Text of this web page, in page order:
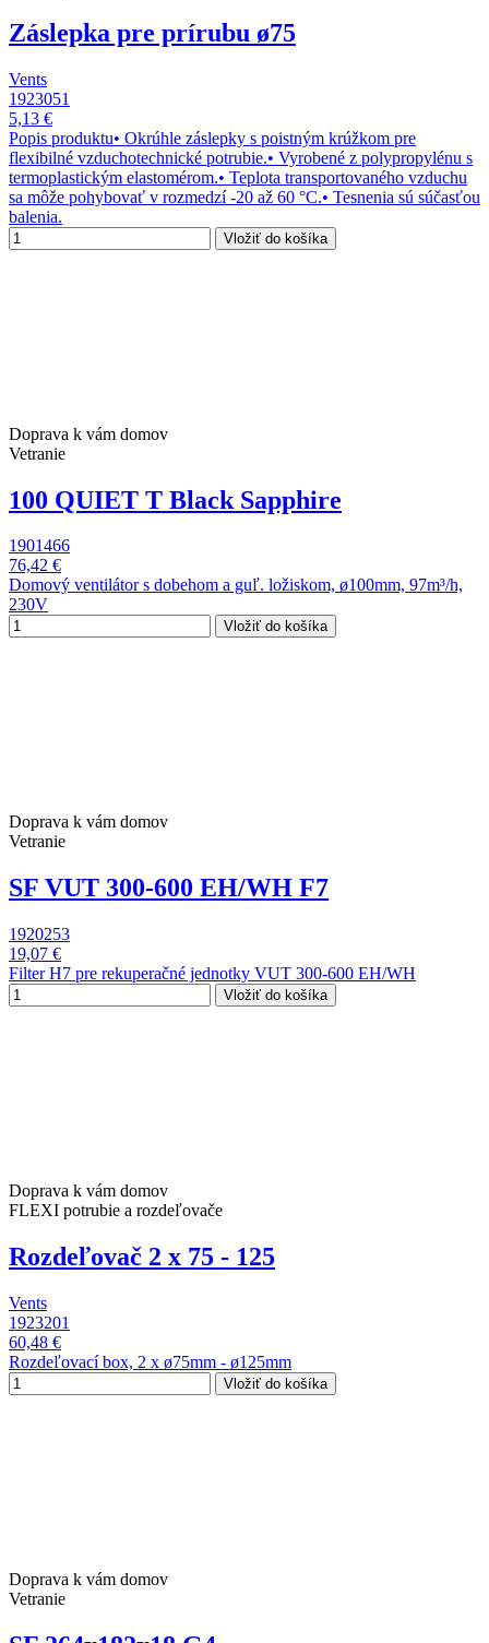
Záslepka pre prírubu ø75
Vents
1923051
5,13 €
Popis produktu• Okrúhle záslepky s poistným krúžkom pre
flexibilné vzduchotechnické potrubie.• Vyrobené z polypropylénu s
termoplastickým elastomérom.• Teplota transportovaného vzduchu
sa môže pohybovať v rozmedzí -20 až 60 °C.• Tesnenia sú súčasťou
balenia.
Vložiť do košíka
Doprava k vám domov
Vetranie
100 QUIET T Black Sapphire
1901466
76,42 €
Domový ventilátor s dobehom a guľ. ložiskom, ø100mm, 97m³/h,
230V
Vložiť do košíka
Doprava k vám domov
Vetranie
SF VUT 300-600 EH/WH F7
1920253
19,07 €
Filter H7 pre rekuperačné jednotky VUT 300-600 EH/WH
Vložiť do košíka
Doprava k vám domov
FLEXI potrubie a rozdeľovače
Rozdeľovač 2 x 75 - 125
Vents
1923201
60,48 €
Rozdeľovací box, 2 x ø75mm - ø125mm
Vložiť do košíka
Doprava k vám domov
Vetranie